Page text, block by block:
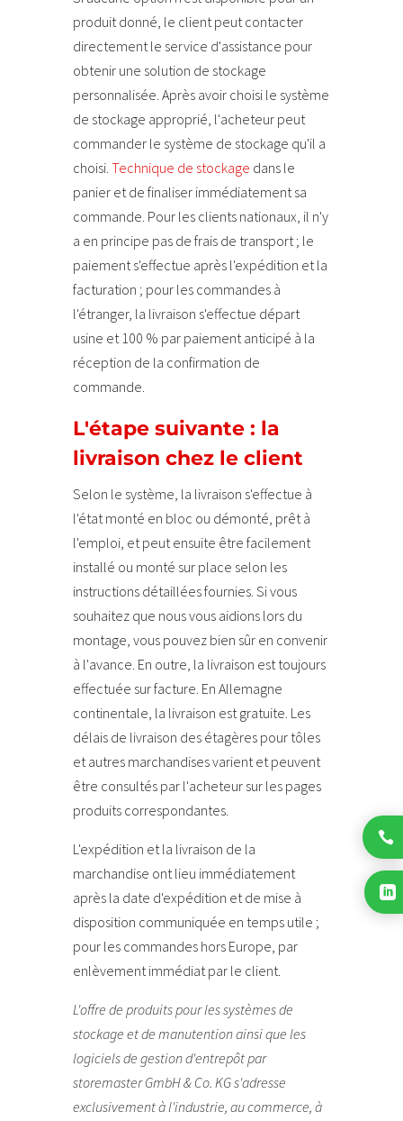
produit donné, le client peut contacter
directement le service d'assistance pour
obtenir une solution de stockage
personnalisée. Après avoir choisi le système
de stockage approprié, l'acheteur peut
commander le système de stockage qu'il a
choisi. Technique de stockage dans le
panier et de finaliser immédiatement sa
commande. Pour les clients nationaux, il n'y
a en principe pas de frais de transport ; le
paiement s'effectue après l'expédition et la
facturation ; pour les commandes à
l'étranger, la livraison s'effectue départ
usine et 100 % par paiement anticipé à la
réception de la confirmation de
commande.
L'étape suivante : la
livraison chez le client
Selon le système, la livraison s'effectue à
l'état monté en bloc ou démonté, prêt à
l'emploi, et peut ensuite être facilement
installé ou monté sur place selon les
instructions détaillées fournies. Si vous
souhaitez que nous vous aidions lors du
montage, vous pouvez bien sûr en convenir
à l'avance. En outre, la livraison est toujours
effectuée sur facture. En Allemagne
continentale, la livraison est gratuite. Les
délais de livraison des étagères pour tôles
et autres marchandises varient et peuvent
être consultés par l'acheteur sur les pages
produits correspondantes.
L'expédition et la livraison de la
marchandise ont lieu immédiatement
après la date d'expédition et de mise à
disposition communiquée en temps utile ;
pour les commandes hors Europe, par
enlèvement immédiat par le client.
L'offre de produits pour les systèmes de
stockage et de manutention ainsi que les
logiciels de gestion d'entrepôt par
storemaster GmbH & Co. KG s'adresse
exclusivement à l'industrie, au commerce, à

